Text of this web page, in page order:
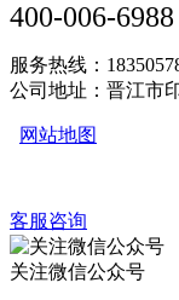
400-006-6988
服务热线：
公司地址：晋江市
网站地图
客服咨询
关注微信公众号